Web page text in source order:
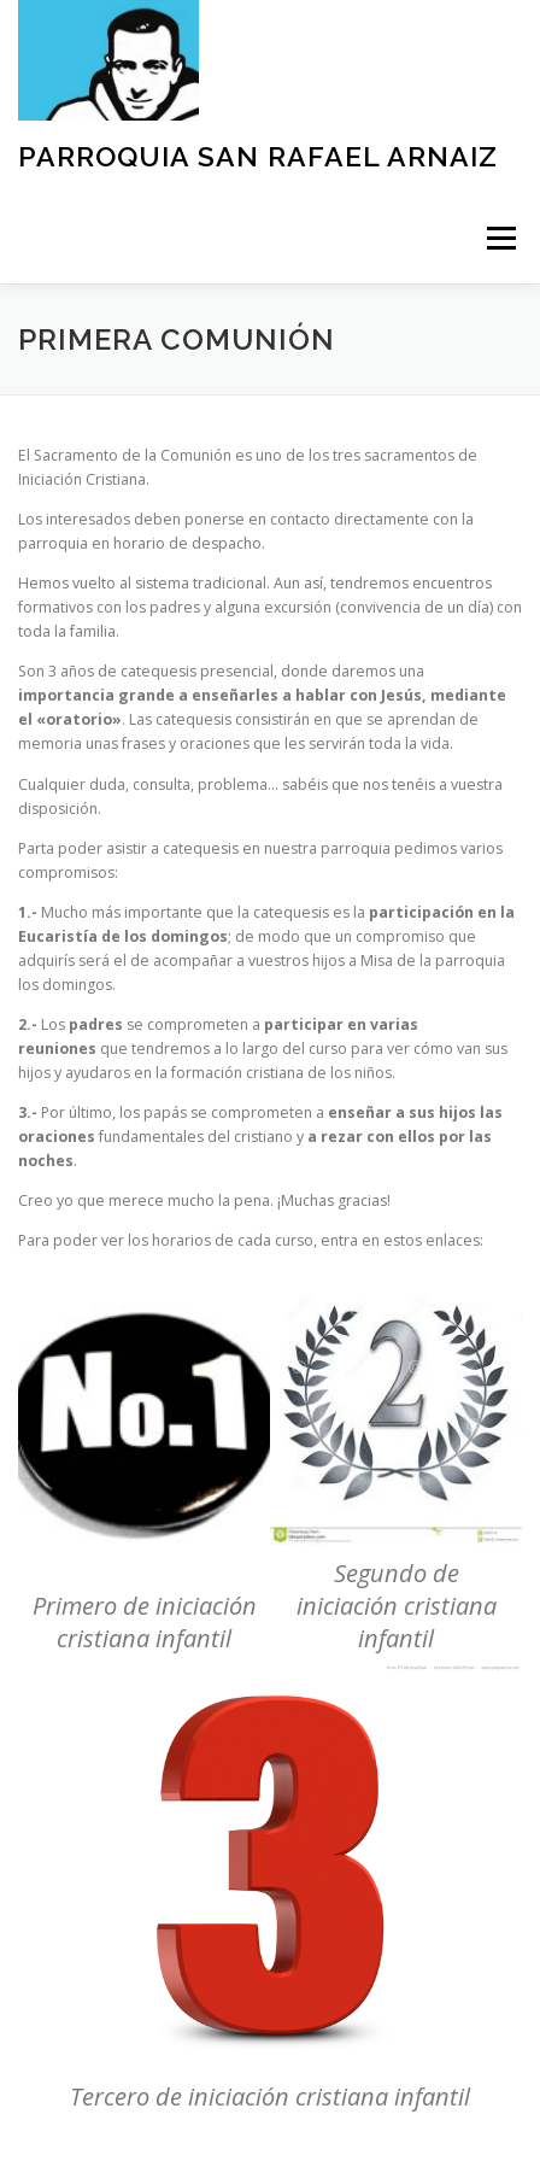
PARROQUIA SAN RAFAEL ARNAIZ
Menú
NUESTRA PARROQUIA SACRAMENTOS
TEXTOS Y DOCUMENTOS
PRIMERA COMUNIÓN
El Sacramento de la Comunión es uno de los tres sacramentos de
Iniciación Cristiana.
Los interesados deben ponerse en contacto directamente con la
parroquia en horario de despacho.
Hemos vuelto al sistema tradicional. Aun así, tendremos encuentros
formativos con los padres y alguna excursión (convivencia de un día) con
toda la familia.
Son 3 años de catequesis presencial, donde daremos una
importancia grande a enseñarles a hablar con Jesús, mediante
el «oratorio». Las catequesis consistirán en que se aprendan de
memoria unas frases y oraciones que les servirán toda la vida.
Cualquier duda, consulta, problema… sabéis que nos tenéis a vuestra
disposición.
Parta poder asistir a catequesis en nuestra parroquia pedimos varios
compromisos:
1.- Mucho más importante que la catequesis es la participación en la
Eucaristía de los domingos; de modo que un compromiso que
adquirís será el de acompañar a vuestros hijos a Misa de la parroquia
los domingos.
2.- Los padres se comprometen a participar en varias
reuniones que tendremos a lo largo del curso para ver cómo van sus
hijos y ayudaros en la formación cristiana de los niños.
3.- Por último, los papás se comprometen a enseñar a sus hijos las
oraciones fundamentales del cristiano y a rezar con ellos por las
noches.
Creo yo que merece mucho la pena. ¡Muchas gracias!
Para poder ver los horarios de cada curso, entra en estos enlaces:
Primero de iniciación
cristiana infantil
Segundo de
iniciación cristiana
infantil
Tercero de iniciación cristiana infantil